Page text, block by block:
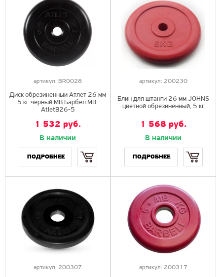
артикул: BR0028
Диск обрезиненный Атлет 26 мм
5 кг черный МВ Барбел MB-
AtletB26-5
1 532 руб.
В наличии
ПОДРОБНЕЕ
артикул: 200230
Блин для штанги 26 мм JOHNS
цветной обрезиненный, 5 кг
1 568 руб.
В наличии
ПОДРОБНЕЕ
артикул: 200307 артикул: 200317